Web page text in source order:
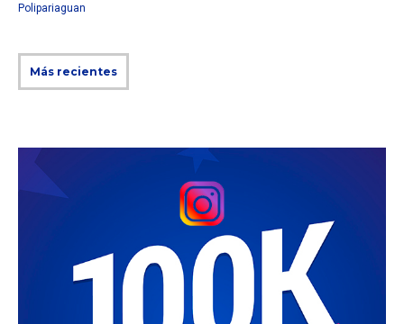
Polipariaguan
Más recientes